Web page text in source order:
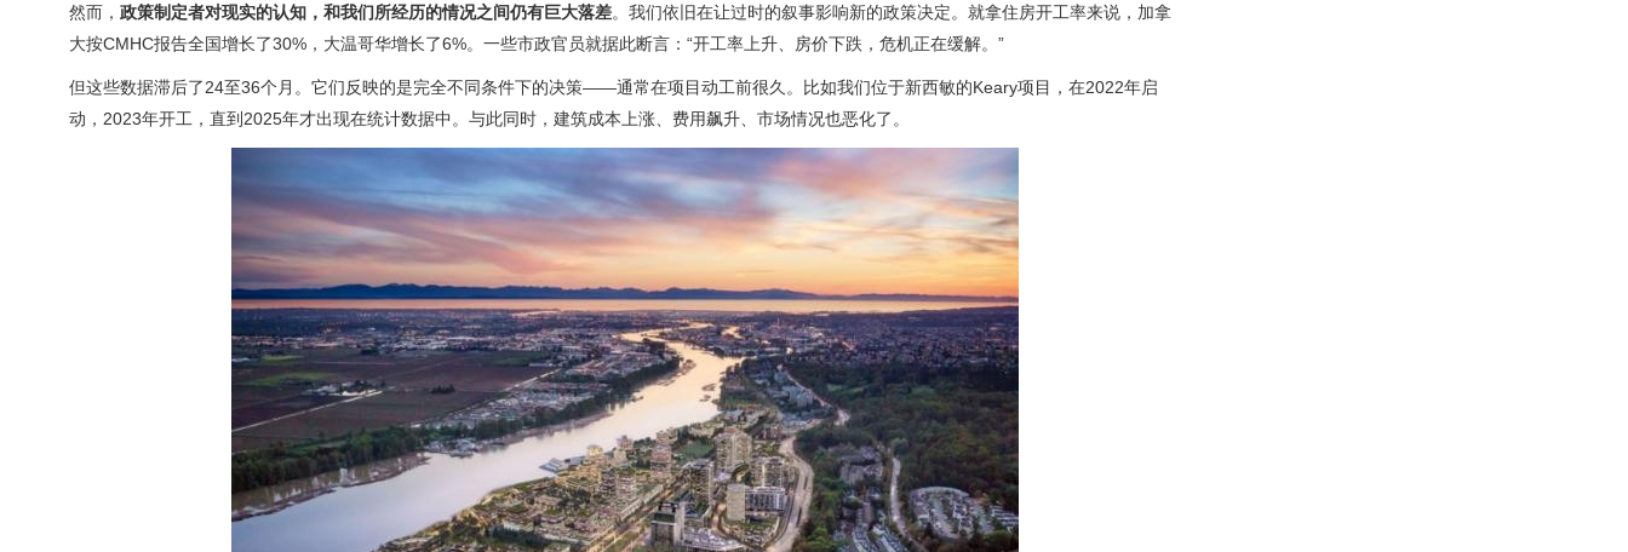
然而， 政策制定者对现实的认知，和我们所经历的情况之间仍有巨大落差。我们依旧在让过时的叙事影响新的政策决定。就拿住房开工率来说，加拿
大按CMHC报告全国增长了30%，大温哥华增长了6%。一些市政官员就据此断言：“开工率上升、房价下跌，危机正在缓解。”
但这些数据滞后了24至36个月。它们反映的是完全不同条件下的决策——通常在项目动工前很久。比如我们位于新西敏的Keary项目，在2022年启
动，2023年开工，直到2025年才出现在统计数据中。与此同时，建筑成本上涨、费用飙升、市场情况也恶化了。